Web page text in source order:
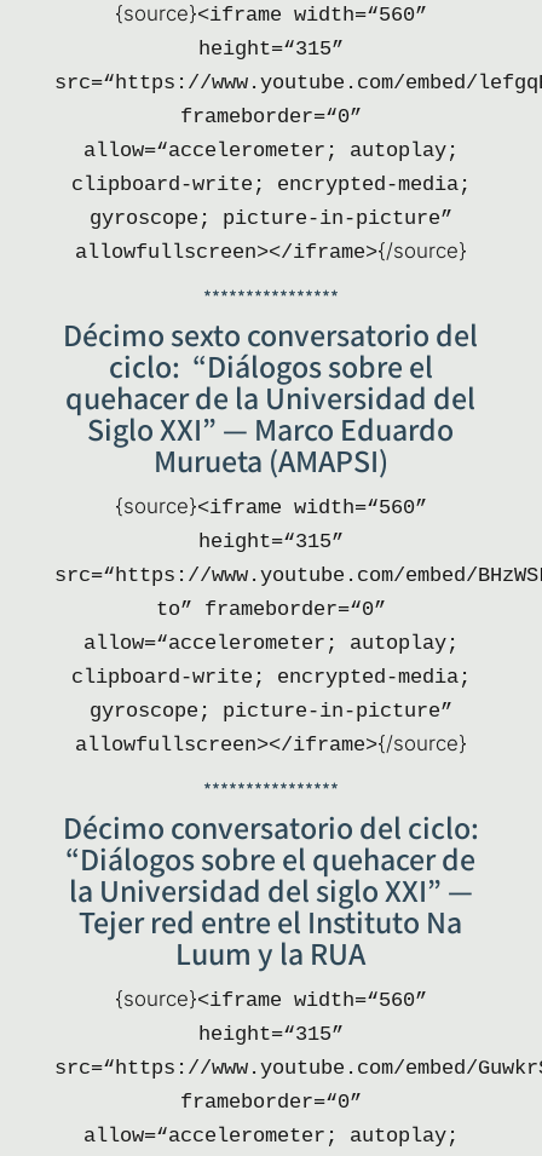
{sour­ce}<ifra­me width=“560”
height=“315”
src=“https://www.youtube.com/embed/
frameborder=“0”
allow=“accelerometer; auto­play;
clip­board-wri­te; encry­pted-media;
gyros­co­pe; pic­tu­re-in-pic­tu­re”
allowfullscreen></iframe>{/source}
****************
Décimo sexto conversatorio del
ciclo: “Diálogos sobre el
quehacer de la Universidad del
Siglo XXI” — Marco Eduardo
Murueta (AMAPSI)
{sour­ce}<ifra­me width=“560”
height=“315”
src=“https://www.youtube.com/embed/
to” frameborder=“0”
allow=“accelerometer; auto­play;
clip­board-wri­te; encry­pted-media;
gyros­co­pe; pic­tu­re-in-pic­tu­re”
allowfullscreen></iframe>{/source}
****************
Décimo conversatorio del ciclo:
“Diálogos sobre el quehacer de
la Universidad del siglo XXI” —
Tejer red entre el Instituto Na
Luum y la RUA
{sour­ce}<ifra­me width=“560”
height=“315”
src=“https://www.youtube.com/embed/
frameborder=“0”
allow=“accelerometer; auto­play;